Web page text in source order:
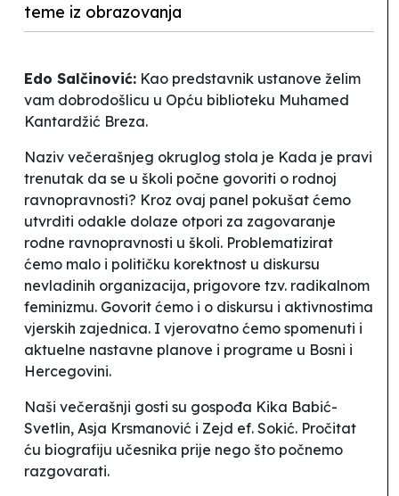
teme iz obrazovanja
Edo Salčinović: Kao predstavnik ustanove želim
vam dobrodošlicu u Opću biblioteku Muhamed
Kantardžić Breza.
Naziv večerašnjeg okruglog stola je Kada je pravi
trenutak da se u školi počne govoriti o rodnoj
ravnopravnosti? Kroz ovaj panel pokušat ćemo
utvrditi odakle dolaze otpori za zagovaranje
rodne ravnopravnosti u školi. Problematizirat
ćemo malo i političku korektnost u diskursu
nevladinih organizacija, prigovore tzv. radikalnom
feminizmu. Govorit ćemo i o diskursu i aktivnostima
vjerskih zajednica. I vjerovatno ćemo spomenuti i
aktuelne nastavne planove i programe u Bosni i
Hercegovini.
Naši večerašnji gosti su gospođa Kika Babić-
Svetlin, Asja Krsmanović i Zejd ef. Sokić. Pročitat
ću biografiju učesnika prije nego što počnemo
razgovarati.